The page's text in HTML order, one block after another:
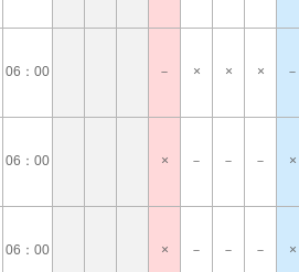
06：00 － × × × －
06：00 × － － － ×
06：00 × － － － ×